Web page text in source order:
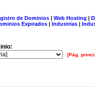
de Dominios| Web Hosting |
Expirados | Industrias |
[Pág.